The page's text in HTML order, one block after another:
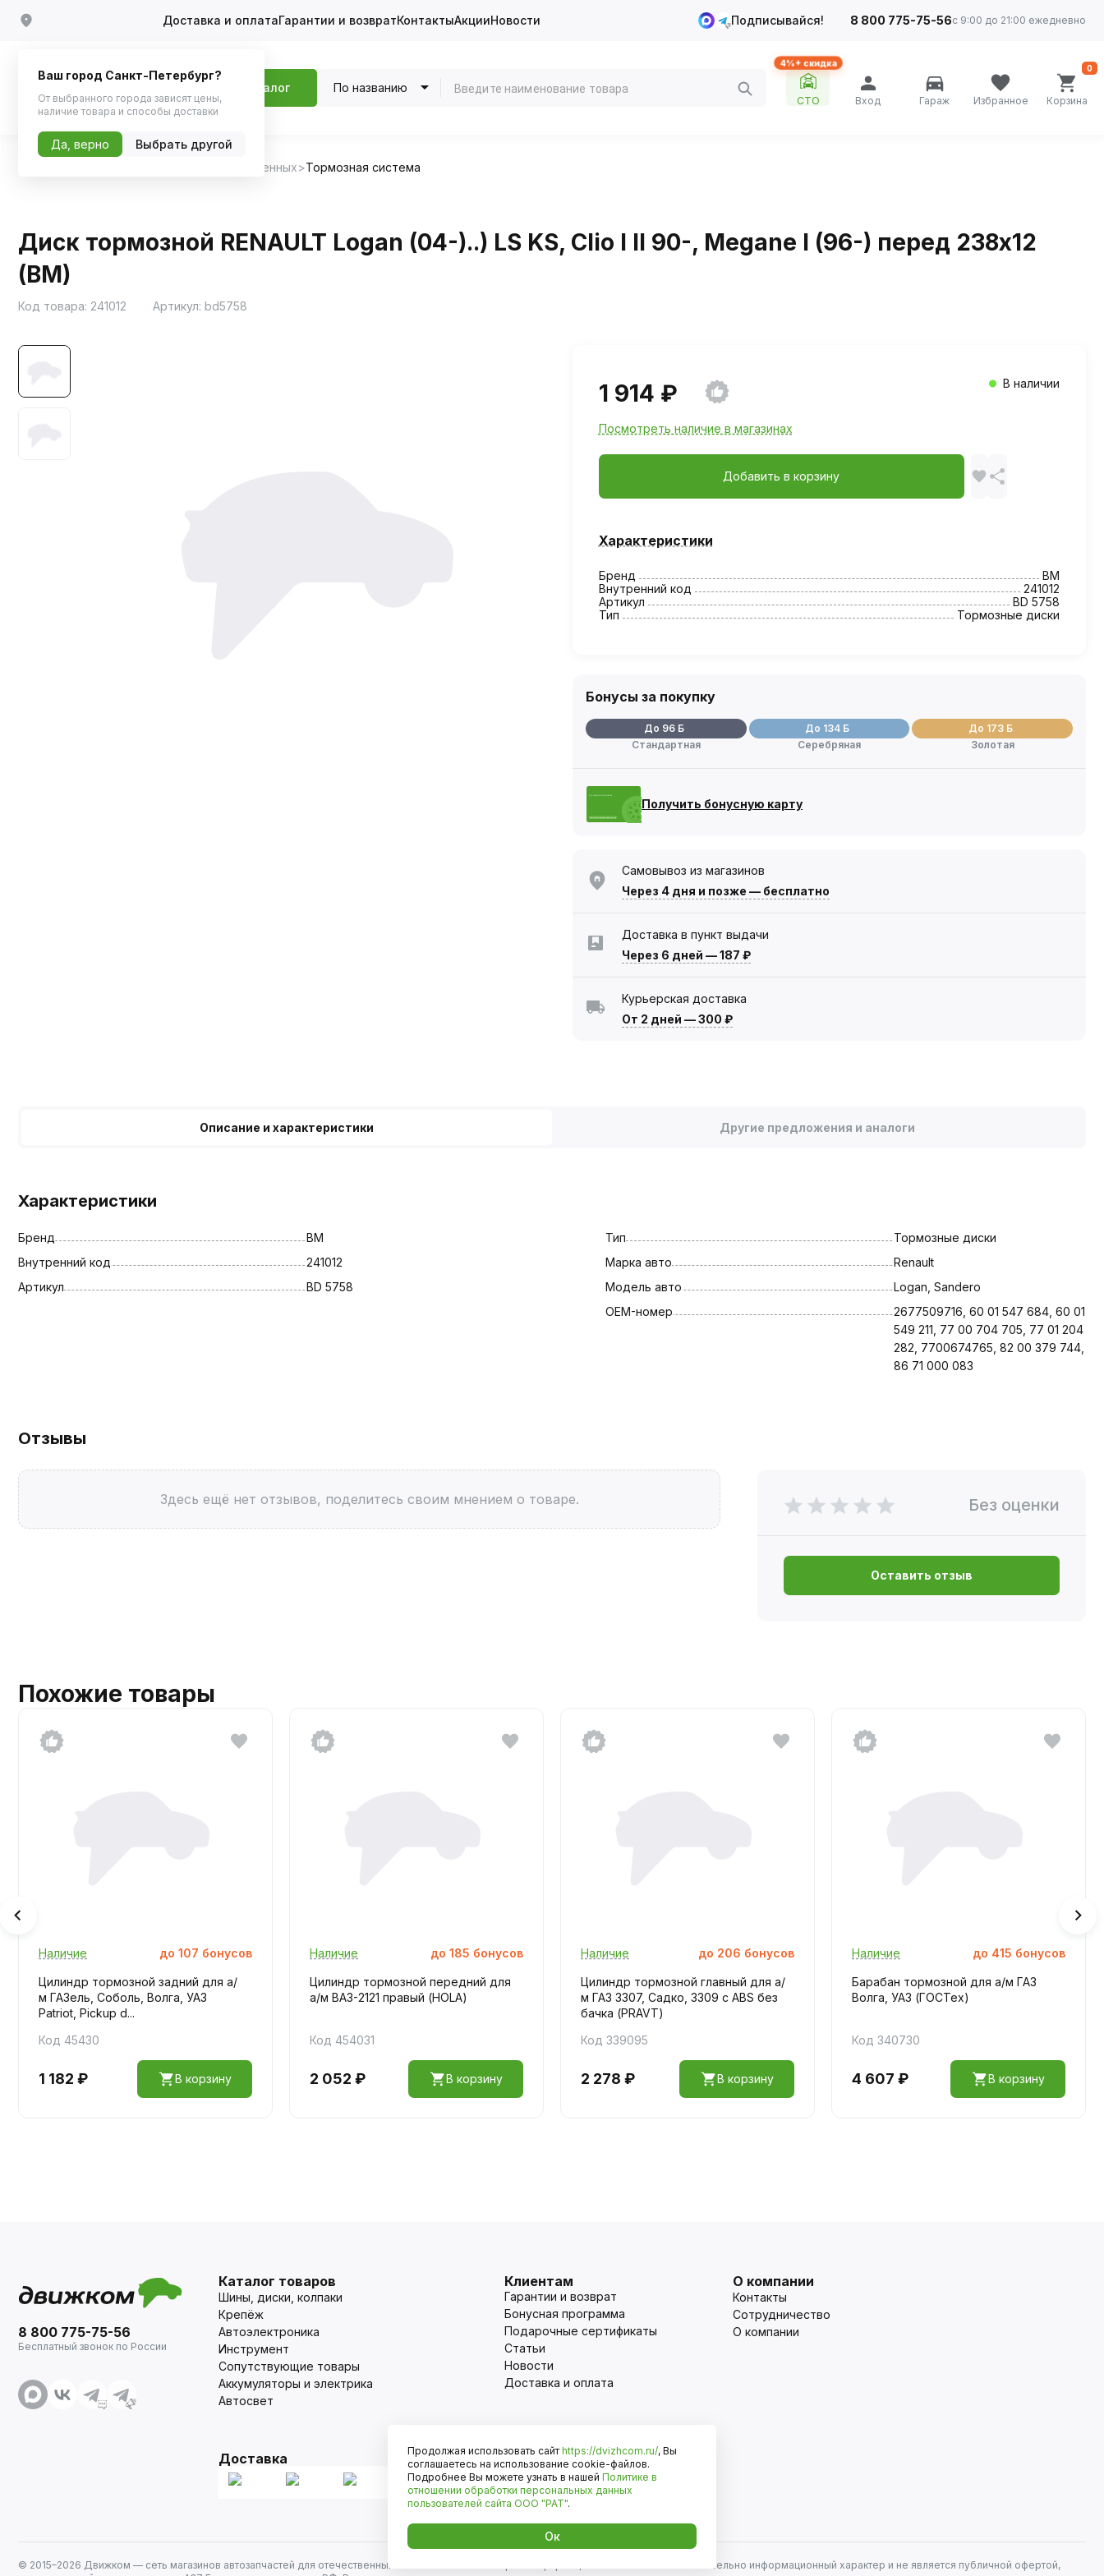
Доставка и оплатаГарантии и возвратКонтактыАкцииНовости Подписывайся! 8 800 775-75-56с 9:00 до 21:00 ежедневно
Каталог По названию
4%+ скидка
СТО Вход Гараж Избранное Корзина
0
Запчасти для отечественных Тормозная система
Диск тормозной RENAULT Logan (04-)..) LS KS, Clio I II 90-, Megane I (96-) перед 238x12
(BM)
Код товара: 241012 Артикул: bd5758
1 914 ₽ В наличии
Посмотреть наличие в магазинах
Добавить в корзину
Характеристики
Бренд
BM
Внутренний код
241012
Артикул
BD 5758
Тип
Тормозные диски
Бонусы за покупку
До 96 Б
Стандартная
До 134 Б
Серебряная
До 173 Б
Золотая
Получить бонусную карту
Самовывоз из магазинов
Через 4 дня и позже — бесплатно
Доставка в пункт выдачи
Через 6 дней —187 ₽
Курьерская доставка
От 2 дней —300 ₽
Описание и характеристики Другие предложения и аналоги
Характеристики
Бренд
BM
Внутренний код
241012
Артикул
BD 5758
Тип
Тормозные диски
Марка авто
Renault
Модель авто
Logan, Sandero
OEM-номер
2677509716, 60 01 547 684, 60 01
549 211, 77 00 704 705, 77 01 204
282, 7700674765, 82 00 379 744,
86 71 000 083
Отзывы
Здесь ещё нет отзывов, поделитесь своим мнением о товаре. Без оценки
Оставить отзыв
Похожие товары
Наличие до 107 бонусов
Цилиндр тормозной задний для а/
м ГАЗель, Соболь, Волга, УАЗ
Patriot, Pickup d...
Код 45430
1 182 ₽ В корзину
Наличие до 185 бонусов
Цилиндр тормозной передний для
а/м ВАЗ-2121 правый (HOLA)
Код 454031
2 052 ₽ В корзину
Наличие до 206 бонусов
Цилиндр тормозной главный для а/
м ГАЗ 3307, Садко, 3309 с ABS без
бачка (PRAVT)
Код 339095
2 278 ₽ В корзину
Наличие до 415 бонусов
Барабан тормозной для а/м ГАЗ
Волга, УАЗ (ГОСТех)
Код 340730
4 607 ₽ В корзину
8 800 775-75-56
Бесплатный звонок по России
Каталог товаров
Шины, диски, колпаки
Крепёж
Автоэлектроника
Инструмент
Сопутствующие товары
Аккумуляторы и электрика
Автосвет
Клиентам
Гарантии и возврат
Бонусная программа
Подарочные сертификаты
Статьи
Новости
Доставка и оплата
О компании
Контакты
Сотрудничество
О компании
Доставка Оплата
© 2015–2026 Движком — сеть магазинов автозапчастей для отечественных автомобилей и иномарок. Информация на сайте носит исключительно информационный характер и не является публичной офертой,
Ваш город Санкт-Петербург?
От выбранного города зависят цены,
наличие товара и способы доставки
Да, верно Выбрать другой
Продолжая использовать сайт https://dvizhcom.ru/, Вы
соглашаетесь на использование cookie-файлов.
Подробнее Вы можете узнать в нашей Политике в
отношении обработки персональных данных
пользователей сайта ООО "РАТ".
Ок